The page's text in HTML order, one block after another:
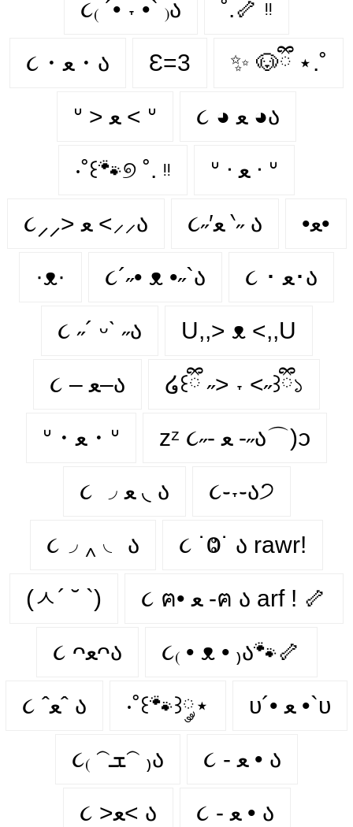
૮₍ ´• ˕ •` ₎ა ˚.🦴 ᵎᵎ
૮・ﻌ・ა Ɛ=3 ✨ 🐶ྀི ⋆.˚
ᐡ > ﻌ < ᐡ ૮ ◕ ﻌ ◕ა
‧˚꒰🐾୭ ˚. ᵎᵎ ᐡ ᐧ ﻌ ᐧ ᐡ
૮⸝⸝> ﻌ <⸝⸝ა ૮˶′ﻌ ‵˶ ა •ﻌ•
·ᴥ· ૮´˶• ᴥ •˶`ა ૮ ･ ﻌ･ა
૮ ˶´ ᵕˋ ˶ა U,,> ᴥ <,,U
૮ – ﻌ–ა ໒꒰ྀི ˶> ˕ <˶꒱ྀི১
ᐡ・ﻌ・ᐡ zᶻ ૮˶- ﻌ -˶ა⌒)ᦱ
૮ ◞ ﻌ ◟ ა ૮֊˕֊ა੭
૮◞ ‸ ◟ ა ૮ ˙Ⱉ˙ ა rawr!
(ㅅ´ ˘ `) ૮ ฅ• ﻌ -ฅ ა arf ! 🦴
૮ ᴖﻌᴖა ૮₍ • ᴥ • ₎ა🐾🦴
૮ ˆﻌˆ ა ‧˚꒰🐾꒱༘⋆ υ´• ﻌ •`υ
૮₍ 𝁽ܫ𝁽 ₎ა ૮ - ﻌ • ა⁩
૮ >ﻌ< ა ૮ - ﻌ • ა